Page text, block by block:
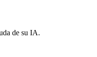
de su IA.